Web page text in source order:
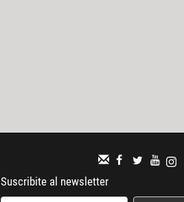
Suscribite al newsletter